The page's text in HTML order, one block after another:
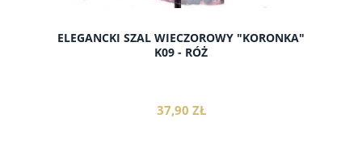
ELEGANCKI SZAL WIECZOROWY "KORONKA"
K09 - RÓŻ
37,90 ZŁ